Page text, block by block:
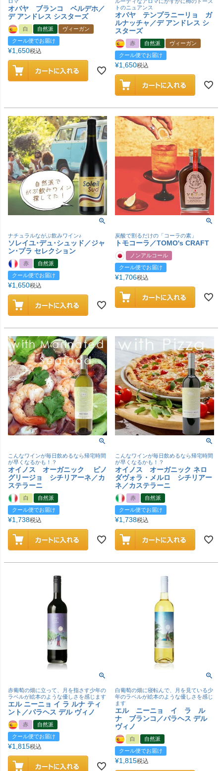
オバヤ ブランコ ベルデホ／
デ アンドレス シスターズ
白 自然派
ヴィーガン
クール便でお届け
¥1,650税込
トのニュアンス
オバヤ テンプラニーリョ ガ
ルナッチャ／デ アンドレス シ
スターズ
赤 自然派
ヴィーガン
クール便でお届け
¥1,650税込
ナチュラルながぶ飲みワイン♪
ソレイユ･デュ･シュッド／ジャ
ン･プラ セレクション
赤
自然派
クール便でお届け
¥1,650税込
炭酸で割るだけの「コーラの素」
トモコーラ／TOMO's CRAFT
ノンアルコール
クール便でお届け
¥1,706税込
こんなワインが毎日飲めるなら帰宅時間
が早くなるかも！？
オイノス オーガニック ピノ
グリージョ シチリアーネ／カ
ステラーニ
白
自然派
クール便でお届け
¥1,738税込
こんなワインが毎日飲めるなら帰宅時間
が早くなるかも！？
オイノス オーガニック ネロ
ダヴォラ・メルロ シチリアー
ネ／カステラーニ
赤
自然派
クール便でお届け
¥1,738税込
赤葡萄の畑に立って、月を指さす少年の
ラベルが絵本のような優しさを感じます
エル ニーニョ イ ラ ルナ ティ
ント／パラヘス デル ヴィノ
赤
自然派
クール便でお届け
¥1,815税込
白葡萄の畑に寝転んで、月を見ている少
年のラベルが絵本のような優しさを感じ
ます
エル ニーニョ イ ラ ル
ナ ブランコ／パラヘス デル
ヴィノ
白
自然派
クール便でお届け
¥1,815税込